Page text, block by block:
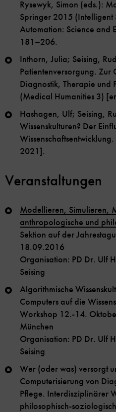
Rysewyk, Simon (eds.):
Springer 2015 (Intelligent
Automation: Science and
181–206.
Inthorn, Julia; Seising,
Patientenversorgung. Zur
Diagnostik, Therapie und
(Medical Humanities 3)
Hashagen, Ulf; Seising,
Wissenskulturen? Der
2021].
Veranstaltungen
Modellieren, Simulieren,
anthropologische und
Sektion auf der
18.09.2016
Organisation: PD Dr. Ulf
Seising
Algorithmische
Computers auf die
Workshop 12.-14.
München
Organisation: PD Dr. Ulf
Seising
Wer (oder was) versorgt
Computerisierung von
Pflege. Interdisziplinärer
philosophisch-